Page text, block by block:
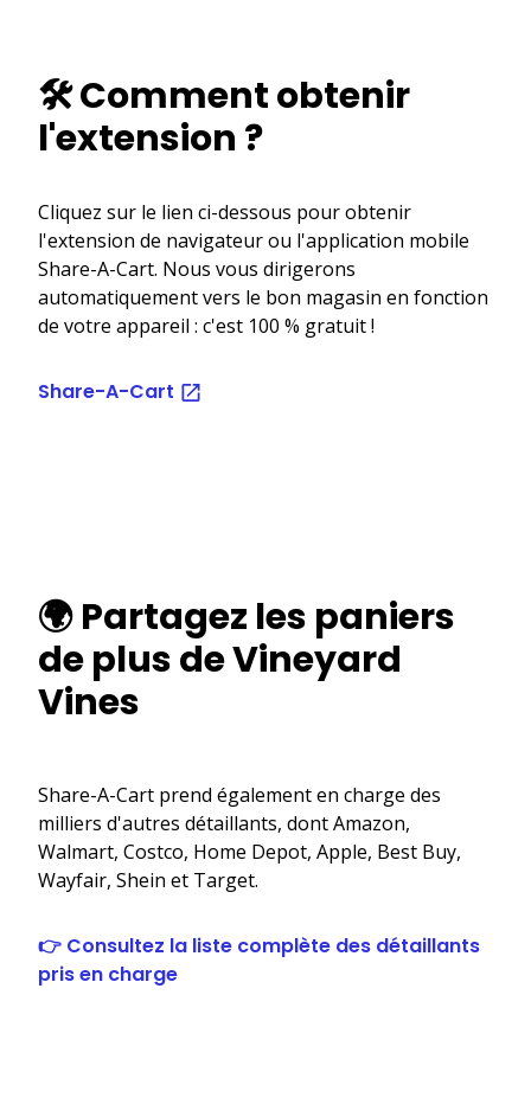
🛠️ Comment obtenir
l'extension ?
Cliquez sur le lien ci-dessous pour obtenir
l'extension de navigateur ou l'application mobile
Share-A-Cart. Nous vous dirigerons
automatiquement vers le bon magasin en fonction
de votre appareil : c'est 100 % gratuit !
Share-A-Cart
🌍 Partagez les paniers
de plus de Vineyard
Vines
Share-A-Cart prend également en charge des
milliers d'autres détaillants, dont Amazon,
Walmart, Costco, Home Depot, Apple, Best Buy,
Wayfair, Shein et Target.
👉 Consultez la liste complète des détaillants
pris en charge